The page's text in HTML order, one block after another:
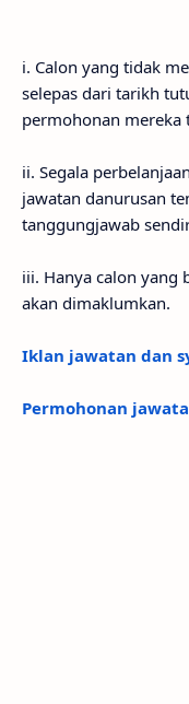
i. Calon yang tidak
selepas dari tarikh
permohonan mereka
ii. Segala
jawatan danurusan
tanggungjawab
iii. Hanya calon yang
akan dimaklumkan.
Iklan jawatan dan
Permohonan